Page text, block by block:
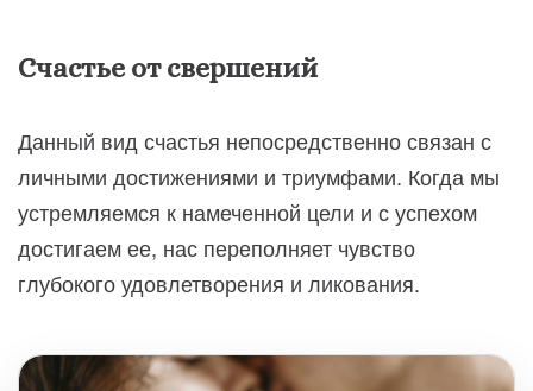
Счастье от свершений
Данный вид счастья непосредственно связан с
личными достижениями и триумфами. Когда мы
устремляемся к намеченной цели и с успехом
достигаем ее, нас переполняет чувство
глубокого удовлетворения и ликования.